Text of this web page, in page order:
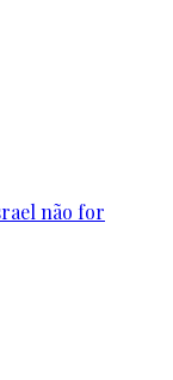
não for